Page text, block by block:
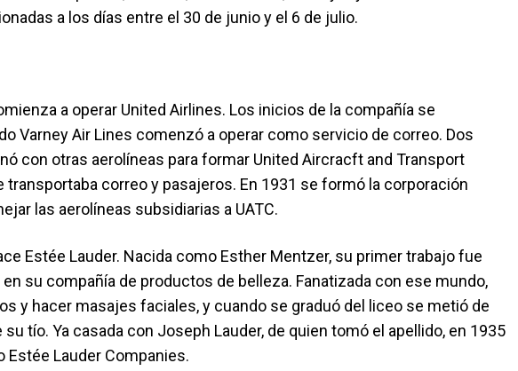
a los días entre el 30 de junio y el 6 de julio.
a operar United Airlines. Los inicios de la compañía se
Varney Air Lines comenzó a operar como servicio de correo. Dos
con otras aerolíneas para formar United Aircracft and Transport
transportaba correo y pasajeros. En 1931 se formó la corporación
las aerolíneas subsidiarias a UATC.
Estée Lauder. Nacida como Esther Mentzer, su primer trabajo fue
su compañía de productos de belleza. Fanatizada con ese mundo,
y hacer masajes faciales, y cuando se graduó del liceo se metió de
su tío. Ya casada con Joseph Lauder, de quien tomó el apellido, en 1935
Lauder Companies.